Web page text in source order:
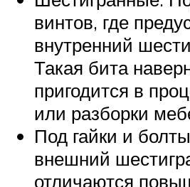
винтов, где
внутренний
Такая бита
пригодится в
или разборки
Под гайки и
внешний
отличаются